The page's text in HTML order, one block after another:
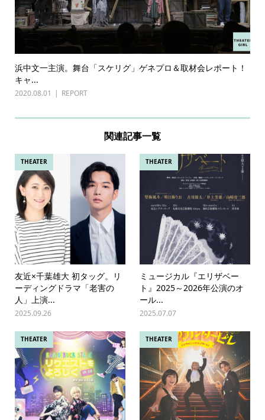
浜中文一主演。舞台「スケリグ」ゲネプロ＆取材会レポート！
キャ...
2020.08.01 REPORT
関連記事一覧
THEATER
友近×千葉雄大 初タッグ。リ
ーディングドラマ「老害の
人」上演...
2025.09.26
THEATER
ミュージカル『エリザベー
ト』2025～2026年公演のオ
ール...
2025.07.07
THEATER THEATER